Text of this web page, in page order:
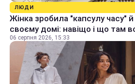
ЛЮДИ
Жінка зробила "капсулу часу" й
своєму домі: навіщо і що там
06 серпня 2026, 15:33